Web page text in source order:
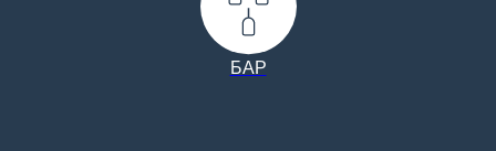
БАР